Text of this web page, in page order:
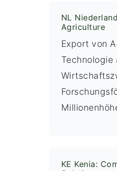
NL
Agriculture
Export von
Technologie
KE Kenia: